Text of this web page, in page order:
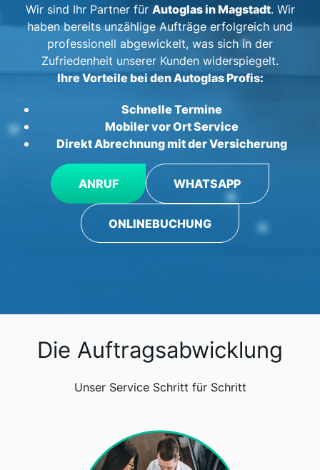
Wir sind Ihr Partner für Autoglas in Magstadt. Wir
haben bereits unzählige Aufträge erfolgreich und
professionell abgewickelt, was sich in der
Zufriedenheit unserer Kunden widerspiegelt.
Ihre Vorteile bei den Autoglas Profis:
Schnelle Termine
Mobiler vor Ort Service
Direkt Abrechnung mit der Versicherung
ANRUF WHATSAPP
ONLINEBUCHUNG
Die Auftragsabwicklung
Unser Service Schritt für Schritt